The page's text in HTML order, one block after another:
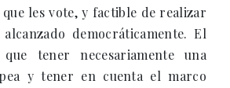
les vote, y factible de realizar
democráticamente. El
tener necesariamente una
y tener en cuenta el marco